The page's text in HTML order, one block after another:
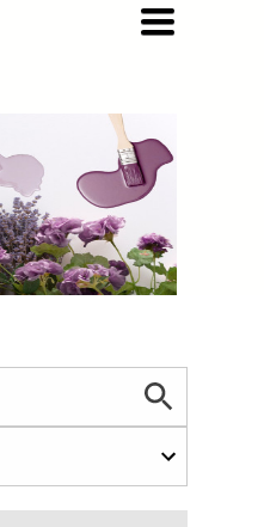
Toggle
navigation